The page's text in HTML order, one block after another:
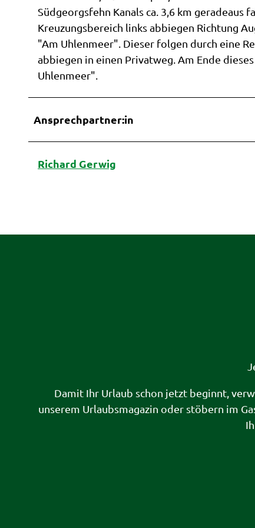
Südgeorgsfehn Kanals ca. 3,6 km
Kreuzungsbereich links abbiegen Richtung
"Am Uhlenmeer". Dieser folgen durch eine
abbiegen in einen Privatweg. Am Ende
Uhlenmeer".
Ansprechpartner:in
Richard Gerwig
Damit Ihr Urlaub schon jetzt beginnt,
unserem Urlaubsmagazin oder stöbern im